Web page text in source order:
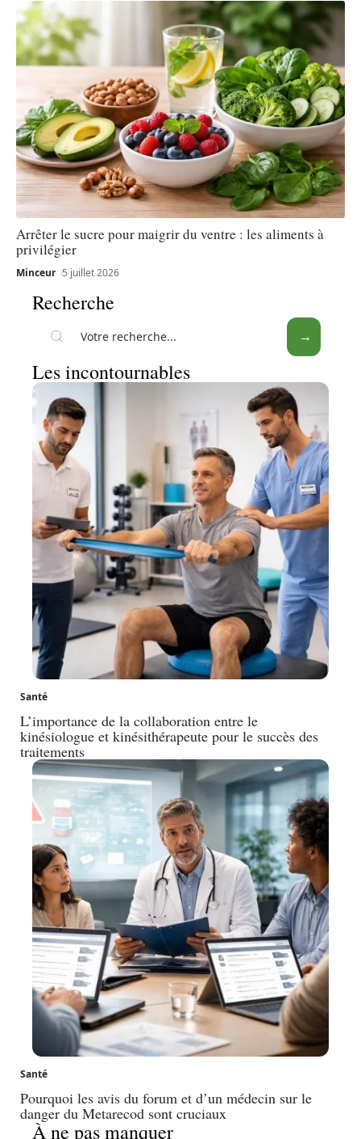
Arrêter le sucre pour maigrir du ventre : les aliments à
privilégier
Minceur 5 juillet 2026
Recherche
Les incontournables
Santé
L’importance de la collaboration entre le
kinésiologue et kinésithérapeute pour le succès des
traitements
Santé
Pourquoi les avis du forum et d’un médecin sur le
danger du Metarecod sont cruciaux
À ne pas manquer